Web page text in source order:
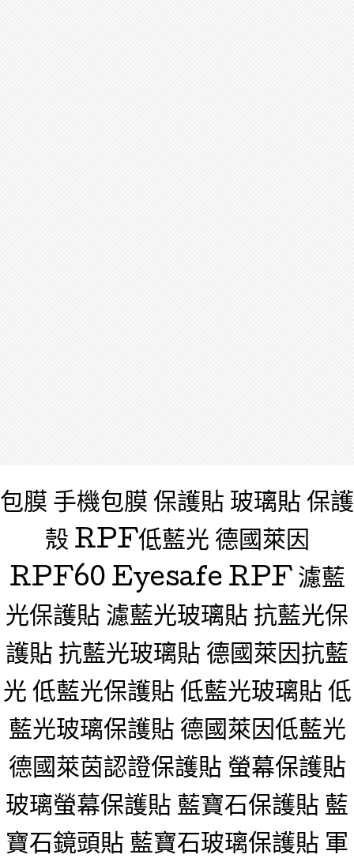
包膜 手機包膜 保護貼 玻璃貼 保護
殼 RPF低藍光 德國萊因
RPF60 Eyesafe RPF 濾藍
光保護貼 濾藍光玻璃貼 抗藍光保
護貼 抗藍光玻璃貼 德國萊因抗藍
光 低藍光保護貼 低藍光玻璃貼 低
藍光玻璃保護貼 德國萊因低藍光
德國萊茵認證保護貼 螢幕保護貼
玻璃螢幕保護貼 藍寶石保護貼 藍
寶石鏡頭貼 藍寶石玻璃保護貼 軍